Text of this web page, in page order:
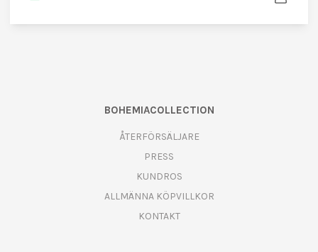
BOHEMIACOLLECTION
ÅTERFÖRSÄLJARE
PRESS
KUNDROS
ALLMÄNNA KÖPVILLKOR
KONTAKT